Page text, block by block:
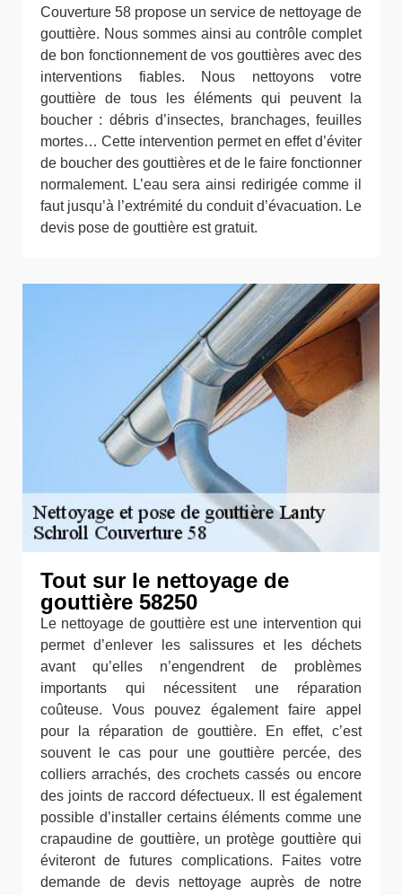
Couverture 58 propose un service de nettoyage de
gouttière. Nous sommes ainsi au contrôle complet
de bon fonctionnement de vos gouttières avec des
interventions fiables. Nous nettoyons votre
gouttière de tous les éléments qui peuvent la
boucher : débris d’insectes, branchages, feuilles
mortes… Cette intervention permet en effet d’éviter
de boucher des gouttières et de le faire fonctionner
normalement. L’eau sera ainsi redirigée comme il
faut jusqu’à l’extrémité du conduit d’évacuation. Le
devis pose de gouttière est gratuit.
Tout sur le nettoyage de
gouttière 58250
Le nettoyage de gouttière est une intervention qui
permet d’enlever les salissures et les déchets
avant qu’elles n’engendrent de problèmes
importants qui nécessitent une réparation
coûteuse. Vous pouvez également faire appel
pour la réparation de gouttière. En effet, c’est
souvent le cas pour une gouttière percée, des
colliers arrachés, des crochets cassés ou encore
des joints de raccord défectueux. Il est également
possible d’installer certains éléments comme une
crapaudine de gouttière, un protège gouttière qui
éviteront de futures complications. Faites votre
demande de devis nettoyage auprès de notre